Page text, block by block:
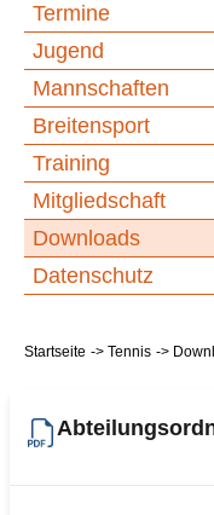
Termine
Jugend
Mannschaften
Breitensport
Training
Mitgliedschaft
Downloads
Datenschutz
Startseite Tennis